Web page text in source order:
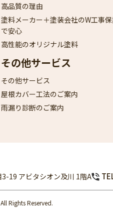
高品質の理由
塗料メーカー＋塗装会社のW工事
で安心
高性能のオリジナル塗料
その他サービス
その他サービス
屋根カバー工法のご案内
雨漏り診断のご案内
19 アビタシオン及川 1階A
Rights Reserved.